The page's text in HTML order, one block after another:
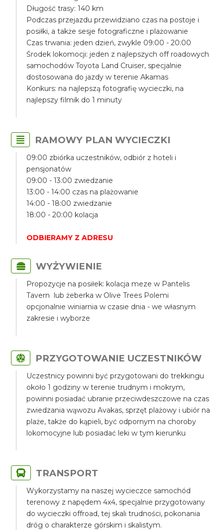
Długość trasy: 140 km
Podczas przejazdu przewidziano czas na postoje i
posiłki, a także sesje fotograficzne i plażowanie
Czas trwania: jeden dzień, zwykle 09:00 - 20:00
Środek lokomocji: jeden z najlepszych off roadowych
samochodów Toyota Land Cruiser, specjalnie
dostosowana do jazdy w terenie Akamas
Konkurs: na najlepszą fotografię wycieczki, na
najlepszy filmik do 1 minuty
RAMOWY PLAN WYCIECZKI
09:00 zbiórka uczestników, odbiór z hoteli i
pensjonatów
09:00 - 13:00 zwiedzanie
13:00 - 14:00 czas na plażowanie
14:00 - 18:00 zwiedzanie
18:00 - 20:00 kolacja
ODBIERAMY Z ADRESU
WYŻYWIENIE
Propozycje na posiłek: kolacja meze w Pantelis
Tavern lub żeberka w Olive Trees Polemi
opcjonalnie winiarnia w czasie dnia - we własnym
zakresie i wyborze
PRZYGOTOWANIE UCZESTNIKÓW
Uczestnicy powinni być przygotowani do trekkingu
około 1 godziny w terenie trudnym i mokrym,
powinni posiadać ubranie przeciwdeszczowe na czas
zwiedzania wąwozu Avakas, sprzęt plażowy i ubiór na
plaże, także do kąpieli, być odpornym na choroby
lokomocyjne lub posiadać leki w tym kierunku
TRANSPORT
Wykorzystamy na naszej wycieczce samochód
terenowy z napędem 4x4, specjalnie przygotowany
do wycieczki offroad, tej skali trudności, pokonania
dróg o charakterze górskim i skalistym.